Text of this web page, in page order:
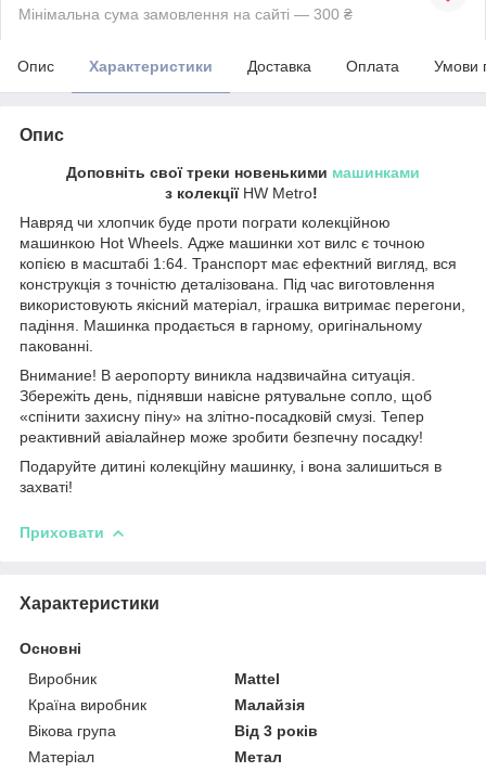
Мінімальна сума замовлення на сайті — 300 ₴
Опис Характеристики Доставка Оплата Умови
Опис
Доповніть свої треки новенькими машинками
з колекції HW Metro!
Навряд чи хлопчик буде проти пограти колекційною
машинкою Hot Wheels. Адже машинки хот вилс є точною
копією в масштабі 1:64. Транспорт має ефектний вигляд, вся
конструкція з точністю деталізована. Під час виготовлення
використовують якісний матеріал, іграшка витримає перегони,
падіння. Машинка продається в гарному, оригінальному
пакованні.
Внимание! В аеропорту виникла надзвичайна ситуація.
Збережіть день, піднявши навісне рятувальне сопло, щоб
«спінити захисну піну» на злітно-посадковій смузі. Тепер
реактивний авіалайнер може зробити безпечну посадку!
Подаруйте дитині колекційну машинку, і вона залишиться в
захваті!
Приховати
Характеристики
Основні
Виробник
Mattel
Країна виробник
Малайзія
Вікова група
Від 3 років
Матеріал
Метал